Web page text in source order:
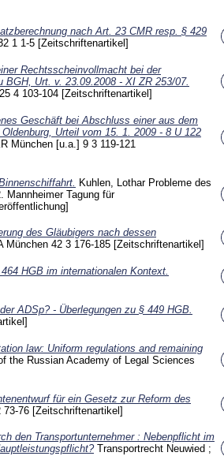
nach Art. 23 CMR resp. § 429
1 1-5 [Zeitschriftenartikel]
Rechtsscheinvollmacht bei der
Urt. v. 23.09.2008 - XI ZR 253/07.
25 4 103-104 [Zeitschriftenartikel]
Geschäft bei Abschluss einer aus dem
Urteil vom 15. 1. 2009 - 8 U 122
München [u.a.] 9 3 119-121
Kuhlen, LotharProbleme des
Mannheimer Tagung für
des Gläubigers nach dessen
München 42 3 176-185 [Zeitschriftenartikel]
HGB im internationalen Kontext.
ADSp? - Überlegungen zu § 449 HGB.
law: Uniform regulations and remaining
the Russian Academy of Legal Sciences
für ein Gesetz zur Reform des
73-76 [Zeitschriftenartikel]
den Transportunternehmer : Nebenpflicht im
Transportrecht Neuwied ;